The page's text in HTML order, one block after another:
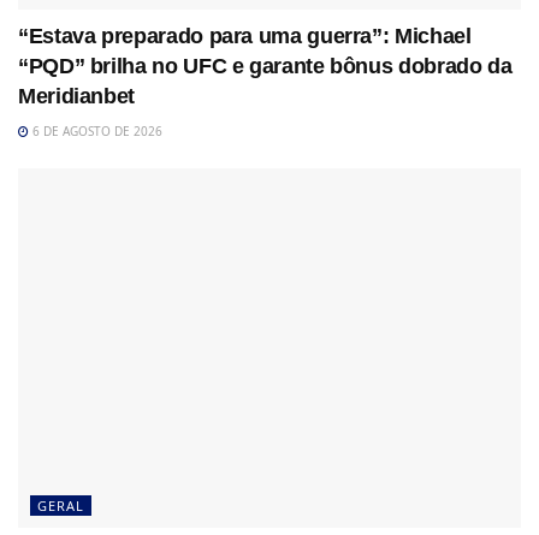
“Estava preparado para uma guerra”: Michael
“PQD” brilha no UFC e garante bônus dobrado da
Meridianbet
6 DE AGOSTO DE 2026
GERAL